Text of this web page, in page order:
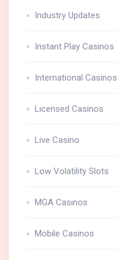
Industry Updates
Instant Play Casinos
International Casinos
Licensed Casinos
Live Casino
Low Volatility Slots
MGA Casinos
Mobile Casinos